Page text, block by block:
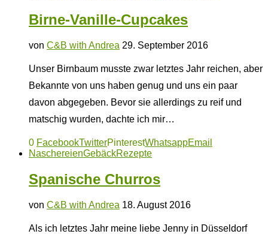
Birne-Vanille-Cupcakes
von C&B with Andrea 29. September 2016
Unser Birnbaum musste zwar letztes Jahr reichen, aber
Bekannte von uns haben genug und uns ein paar
davon abgegeben. Bevor sie allerdings zu reif und
matschig wurden, dachte ich mir…
0 FacebookTwitterPinterestWhatsappEmail
NaschereienGebäckRezepte
Spanische Churros
von C&B with Andrea 18. August 2016
Als ich letztes Jahr meine liebe Jenny in Düsseldorf